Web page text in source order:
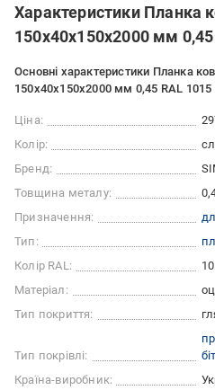
Характеристики Планка
150х40х150х2000 мм
Основні характеристики Планка
150х40х150х2000 мм 0,45 RAL 1015
Ціна:
Колір:
Бренд:
Товщина металу:
Призначення:
Тип:
Колір RAL:
Матеріал:
Тип покриття:
Тип покрівлі:
Країна-виробник: